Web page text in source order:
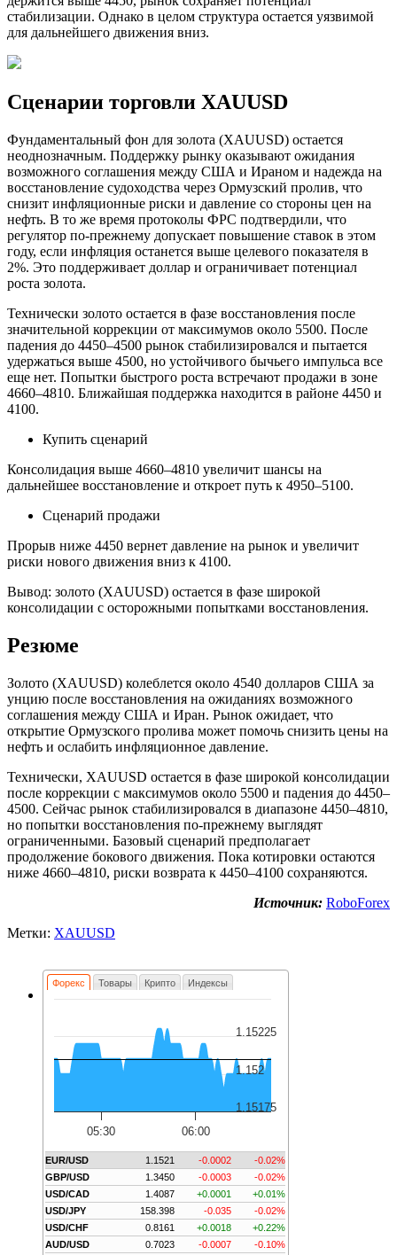
стабилизации. Однако в целом структура остается уязвимой
для дальнейшего движения вниз.
Сценарии торговли XAUUSD
Фундаментальный фон для золота (XAUUSD) остается
неоднозначным. Поддержку рынку оказывают ожидания
возможного соглашения между США и Ираном и надежда на
восстановление судоходства через Ормузский пролив, что
снизит инфляционные риски и давление со стороны цен на
нефть. В то же время протоколы ФРС подтвердили, что
регулятор по-прежнему допускает повышение ставок в этом
году, если инфляция останется выше целевого показателя в
2%. Это поддерживает доллар и ограничивает потенциал
роста золота.
Технически золото остается в фазе восстановления после
значительной коррекции от максимумов около 5500. После
падения до 4450–4500 рынок стабилизировался и пытается
удержаться выше 4500, но устойчивого бычьего импульса все
еще нет. Попытки быстрого роста встречают продажи в зоне
4660–4810. Ближайшая поддержка находится в районе 4450 и
4100.
Купить сценарий
Консолидация выше 4660–4810 увеличит шансы на
дальнейшее восстановление и откроет путь к 4950–5100.
Сценарий продажи
Прорыв ниже 4450 вернет давление на рынок и увеличит
риски нового движения вниз к 4100.
Вывод: золото (XAUUSD) остается в фазе широкой
консолидации с осторожными попытками восстановления.
Резюме
Золото (XAUUSD) колеблется около 4540 долларов США за
унцию после восстановления на ожиданиях возможного
соглашения между США и Иран. Рынок ожидает, что
открытие Ормузского пролива может помочь снизить цены на
нефть и ослабить инфляционное давление.
Технически, XAUUSD остается в фазе широкой консолидации
после коррекции с максимумов около 5500 и падения до 4450–
4500. Сейчас рынок стабилизировался в диапазоне 4450–4810,
но попытки восстановления по-прежнему выглядят
ограниченными. Базовый сценарий предполагает
продолжение бокового движения. Пока котировки остаются
ниже 4660–4810, риски возврата к 4450–4100 сохраняются.
Источник: RoboForex
Метки: XAUUSD
Форекс Товары Крипто Индексы
05:30 06:00
1.15175
1.152
1.15225
EUR/USD 1.1521 -0.0002
-0.02%
GBP/USD
1.3450 -0.0003
-0.02%
USD/CAD
1.4087 +0.0001
+0.01%
USD/JPY
158.398 -0.035
-0.02%
USD/CHF
0.8161 +0.0018
+0.22%
AUD/USD
0.7023 -0.0007
-0.10%